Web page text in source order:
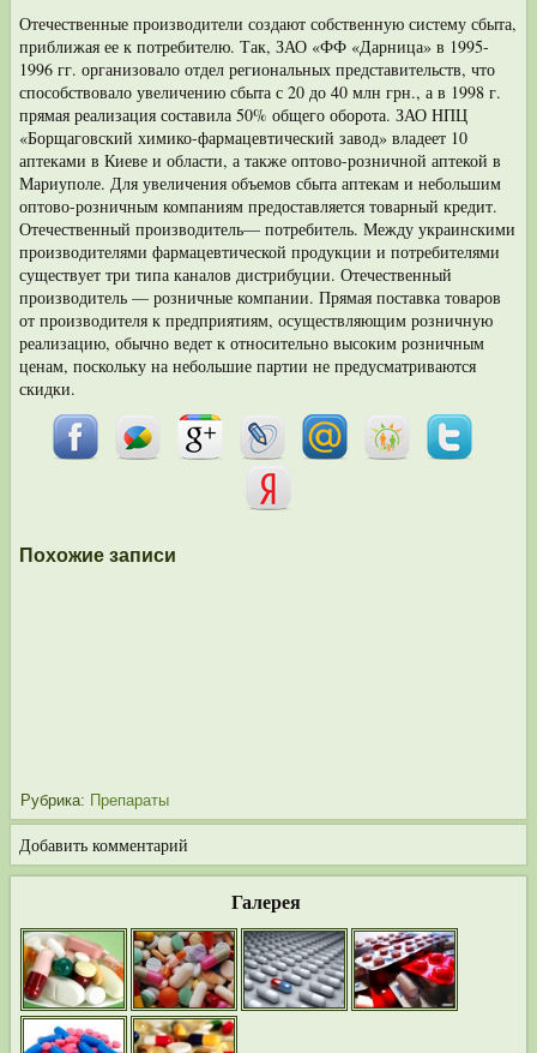
Отечественные производители создают собственную систему сбыта,
при­ближая ее к потребителю. Так, ЗАО «ФФ «Дарница» в 1995-
1996 гг. организо­вало отдел региональных представительств, что
способствовало увеличению сбыта с 20 до 40 млн грн., а в 1998 г.
прямая реализация составила 50% общего оборота. ЗАО НПЦ
«Борщаговский химико-фармацевтический завод» владеет 10
аптеками в Киеве и области, а также оптово-розничной аптекой в
Мариуполе. Для увеличения объемов сбыта аптекам и небольшим
оптово-розничным компа­ниям предоставляется товарный кредит.
Отечественный производитель— потребитель. Между украинскими
про­изводителями фармацевтической продукции и потребителями
существует три типа каналов дистрибуции. Отечественный
производитель — розничные компании. Прямая поставка товаров
от производителя к предприятиям, осуществляющим розничную
реали­зацию, обычно ведет к относительно высоким розничным
ценам, поскольку на небольшие партии не предусматриваются
скидки.
Похожие записи
Рубрика: Препараты
Добавить комментарий
Галерея